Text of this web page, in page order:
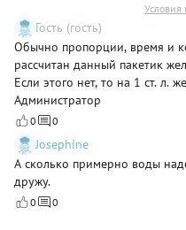
Условия
Гость (гость)
Обычно пропорции, время и
рассчитан данный пакетик
Если этого нет, то на 1 ст. л.
Администратор
0 0
Josephine
А сколько примерно воды
дружу.
0 0